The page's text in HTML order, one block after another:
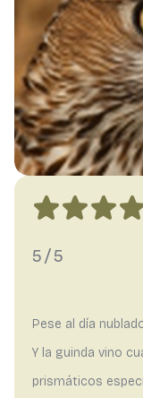
5/5
Pese al día
Y la guinda vino
prismáticos